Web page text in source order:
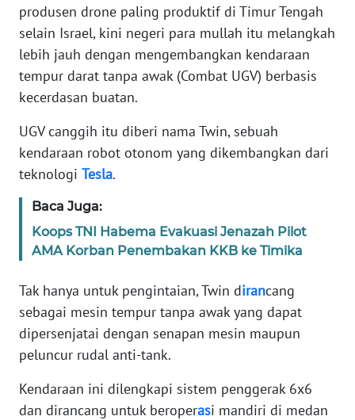
produsen drone paling produktif di Timur Tengah
selain Israel, kini negeri para mullah itu melangkah
lebih jauh dengan mengembangkan kendaraan
tempur darat tanpa awak (Combat UGV) berbasis
kecerdasan buatan.
UGV canggih itu diberi nama Twin, sebuah
kendaraan robot otonom yang dikembangkan dari
teknologi Tesla.
Baca Juga:
Koops TNI Habema Evakuasi Jenazah Pilot
AMA Korban Penembakan KKB ke Timika
Tak hanya untuk pengintaian, Twin dirancang
sebagai mesin tempur tanpa awak yang dapat
dipersenjatai dengan senapan mesin maupun
peluncur rudal anti-tank.
Kendaraan ini dilengkapi sistem penggerak 6x6
dan dirancang untuk beroperasi mandiri di medan
INDEKS
BERITA
KONTAK
KAMI
INFO
TENTANG
KAMI
PEDOMAN
MEDIA
REDAKSI
KARIR
DISCLAIMER